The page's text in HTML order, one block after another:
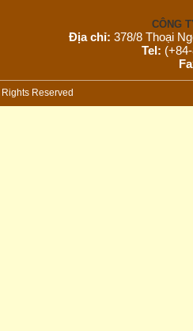
CÔNG
Địa chỉ: 378/8 Thoại
Tel:
Email:
Reserved